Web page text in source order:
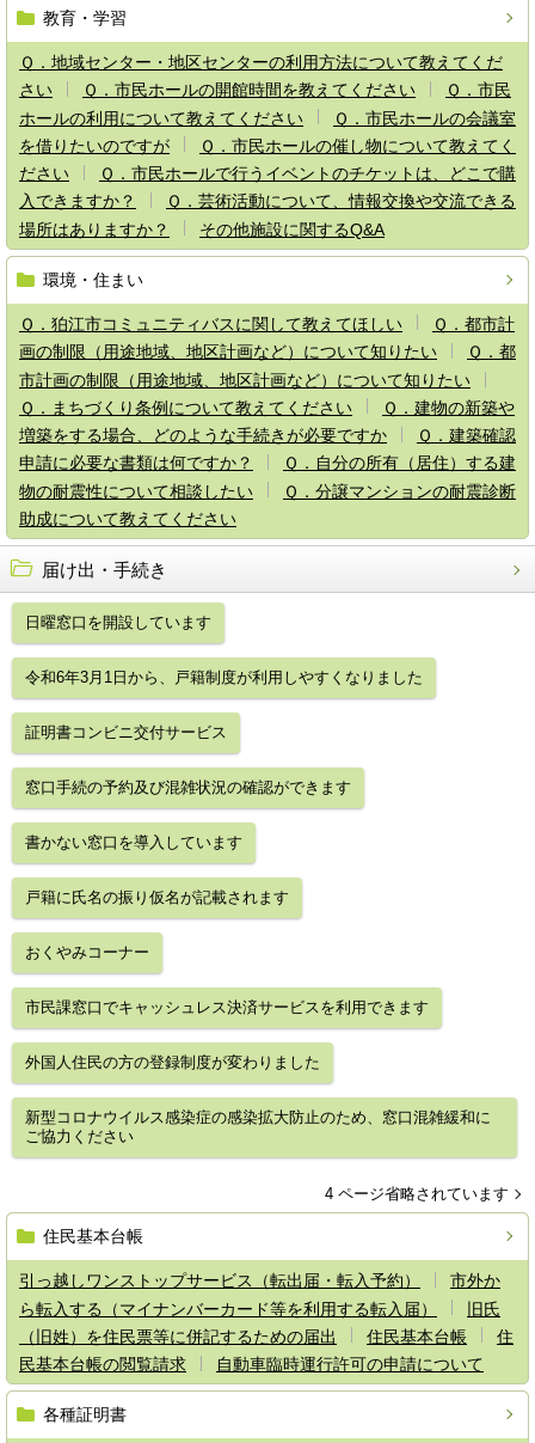
教育・学習
Ｑ．地域センター・地区センターの利用方法について教えてくだ
さい
Ｑ．市民ホールの開館時間を教えてください
Ｑ．市民
ホールの利用について教えてください
Ｑ．市民ホールの会議室
を借りたいのですが
Ｑ．市民ホールの催し物について教えてく
ださい
Ｑ．市民ホールで行うイベントのチケットは、どこで購
入できますか？
Ｑ．芸術活動について、情報交換や交流できる
場所はありますか？
その他施設に関するQ&A
環境・住まい
Ｑ．狛江市コミュニティバスに関して教えてほしい
Ｑ．都市計
画の制限（用途地域、地区計画など）について知りたい
Ｑ．都
市計画の制限（用途地域、地区計画など）について知りたい
Ｑ．まちづくり条例について教えてください
Ｑ．建物の新築や
増築をする場合、どのような手続きが必要ですか
Ｑ．建築確認
申請に必要な書類は何ですか？
Ｑ．自分の所有（居住）する建
物の耐震性について相談したい
Ｑ．分譲マンションの耐震診断
助成について教えてください
届け出・手続き
日曜窓口を開設しています
令和6年3月1日から、戸籍制度が利用しやすくなりました
証明書コンビニ交付サービス
窓口手続の予約及び混雑状況の確認ができます
書かない窓口を導入しています
戸籍に氏名の振り仮名が記載されます
おくやみコーナー
市民課窓口でキャッシュレス決済サービスを利用できます
外国人住民の方の登録制度が変わりました
新型コロナウイルス感染症の感染拡大防止のため、窓口混雑緩和に
ご協力ください
4 ページ省略されています
住民基本台帳
引っ越しワンストップサービス（転出届・転入予約）
市外か
ら転入する（マイナンバーカード等を利用する転入届）
旧氏
（旧姓）を住民票等に併記するための届出
住民基本台帳
住
民基本台帳の閲覧請求
自動車臨時運行許可の申請について
各種証明書